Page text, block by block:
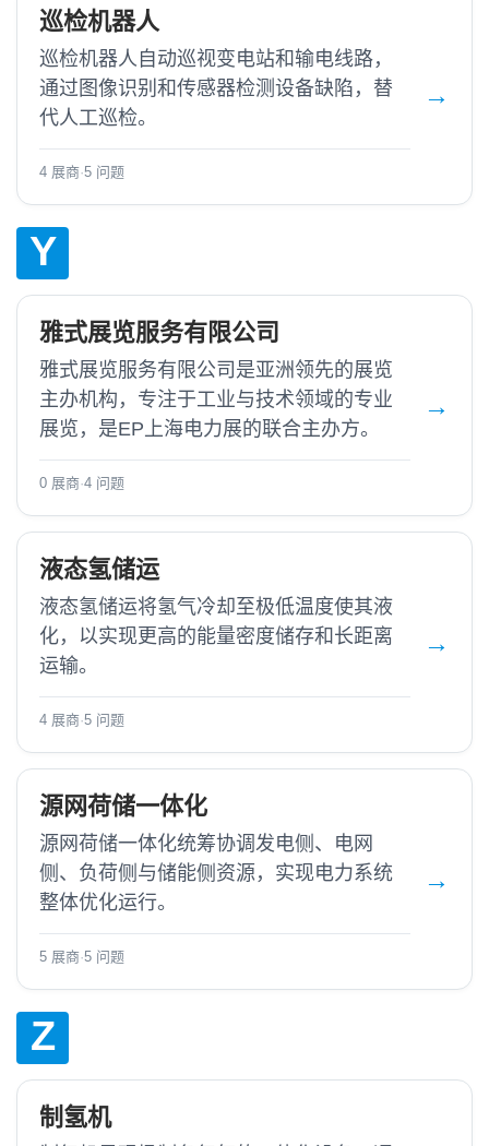
巡检机器人
巡检机器人自动巡视变电站和输电线路，
通过图像识别和传感器检测设备缺陷，替
代人工巡检。
4 展商·5 问题
Y
雅式展览服务有限公司
雅式展览服务有限公司是亚洲领先的展览
主办机构，专注于工业与技术领域的专业
展览，是EP上海电力展的联合主办方。
0 展商·4 问题
液态氢储运
液态氢储运将氢气冷却至极低温度使其液
化，以实现更高的能量密度储存和长距离
运输。
4 展商·5 问题
源网荷储一体化
源网荷储一体化统筹协调发电侧、电网
侧、负荷侧与储能侧资源，实现电力系统
整体优化运行。
5 展商·5 问题
Z
制氢机